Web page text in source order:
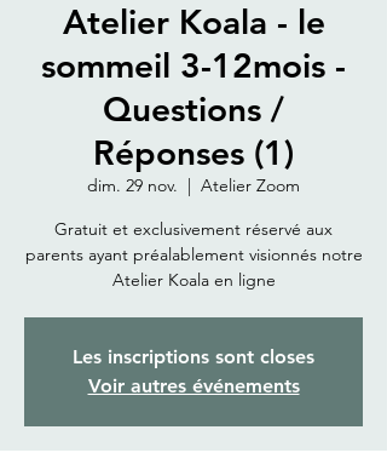
Atelier Koala - le
sommeil 3-12mois -
Questions /
Réponses (1)
dim. 29 nov.
  |
Atelier Zoom
Gratuit et exclusivement réservé aux
parents ayant préalablement visionnés notre
Atelier Koala en ligne
Les inscriptions sont closes
Voir autres événements